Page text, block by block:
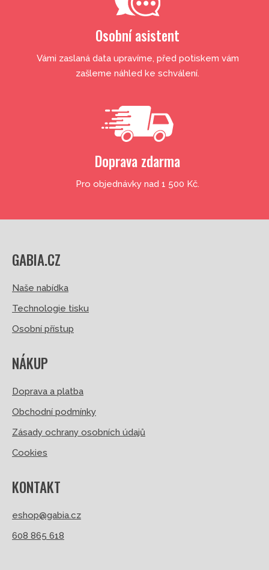
Osobní asistent
Vámi zaslaná data upravíme, před potiskem vám
zašleme náhled ke schválení.
Doprava zdarma
Pro objednávky nad 1 500 Kč.
GABIA.CZ
Naše nabídka
Technologie tisku
Osobní přístup
NÁKUP
Doprava a platba
Obchodní podmínky
Zásady ochrany osobních údajů
Cookies
KONTAKT
eshop@gabia.cz
608 865 618